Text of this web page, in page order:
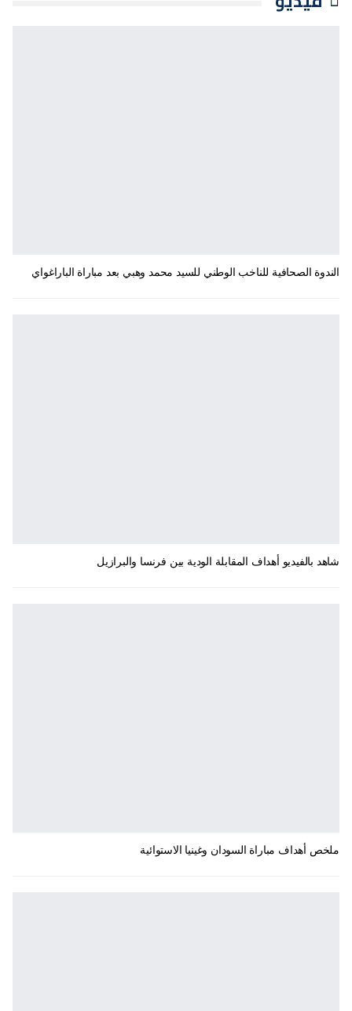
الندوة الصحافية للناخب الوطني للسيد محمد وهبي بعد مباراة الباراغواي
شاهد بالفيديو أهداف المقابلة الودية بين فرنسا والبرازيل
ملخص أهداف مباراة السودان وغينيا الاستوائية